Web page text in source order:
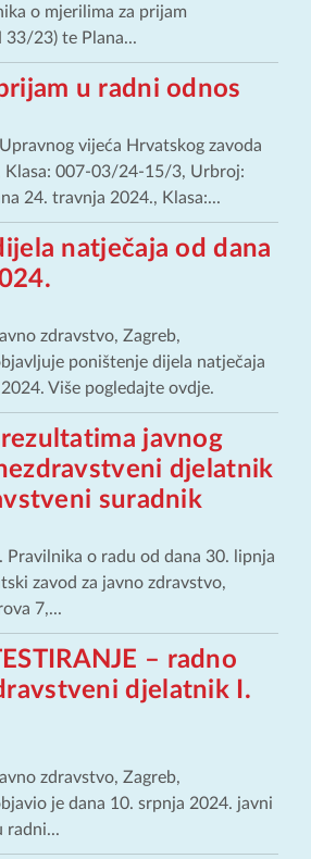
o mjerilima za prijam
33/23) te Plana...
u radni odnos
vijeća Hrvatskog zavoda
Klasa: 007-03/24-15/3, Urbroj:
24. travnja 2024., Klasa:...
natječaja od dana
zdravstvo, Zagreb,
poništenje dijela natječaja
Više pogledajte ovdje.
javnog
djelatnik
suradnik
Pravilnika o radu od dana 30. lipnja
zavod za javno zdravstvo,
7,...
– radno
djelatnik I.
zdravstvo, Zagreb,
je dana 10. srpnja 2024. javni
radni...